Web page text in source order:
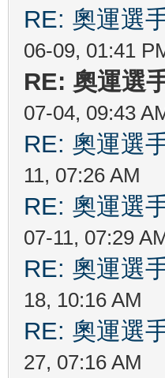
RE: 奧運選
06-09, 01:41
RE: 奧運選
07-04, 09:43
RE: 奧運選
11, 07:26 AM
RE: 奧運選
07-11, 07:29
RE: 奧運選
18, 10:16 AM
RE: 奧運選
27, 07:16 AM